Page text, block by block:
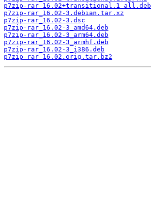
p7zip-rar_16.02+transitional.1_all.deb
p7zip-rar_16.02-3.debian.tar.xz
p7zip-rar_16.02-3.dsc
p7zip-rar_16.02-3_amd64.deb
p7zip-rar_16.02-3_arm64.deb
p7zip-rar_16.02-3_armhf.deb
p7zip-rar_16.02-3_i386.deb
p7zip-rar_16.02.orig.tar.bz2